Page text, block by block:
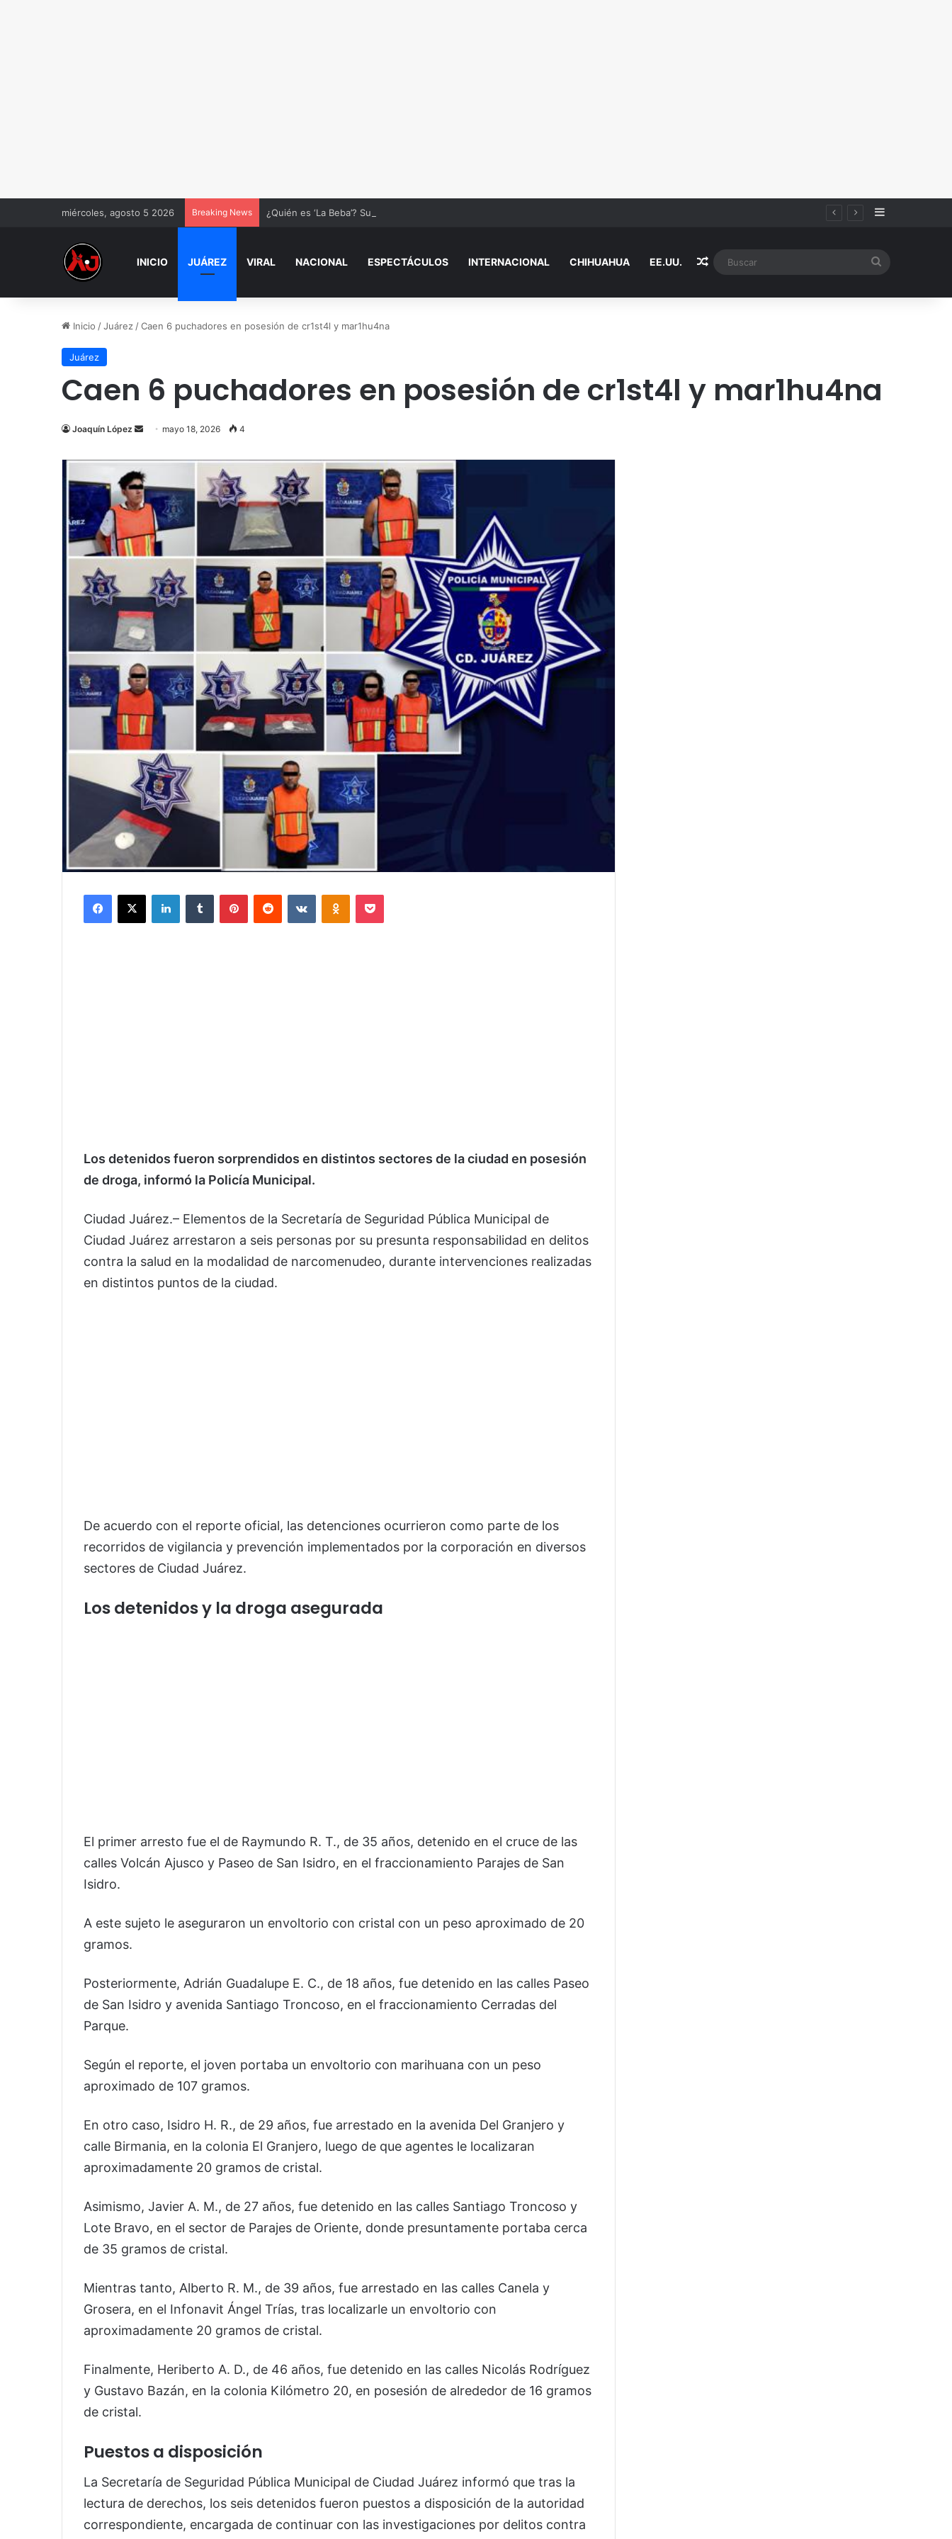
miércoles, agosto 5 2026 Breaking News ¿Quién es ‘La Beba’? Su reacción en vivo tras la mu3rt3 de César Gastélum se viraliza Sidebar
INICIO JUÁREZ VIRAL NACIONAL ESPECTÁCULOS INTERNACIONAL CHIHUAHUA EE.UU. Random Article
Inicio /Juárez /Caen 6 puchadores en posesión de cr1st4l y mar1hu4na
Juárez
Caen 6 puchadores en posesión de cr1st4l y mar1hu4na
Joaquín López
Send
email
mayo 18, 2026 4
Facebook
X LinkedInTumblr PinterestReddit VKontakteOdnoklassniki
Pocket
Los detenidos fueron sorprendidos en distintos sectores de la ciudad en posesión
de droga, informó la Policía Municipal.
Ciudad Juárez.– Elementos de la Secretaría de Seguridad Pública Municipal de
Ciudad Juárez arrestaron a seis personas por su presunta responsabilidad en delitos
contra la salud en la modalidad de narcomenudeo, durante intervenciones realizadas
en distintos puntos de la ciudad.
De acuerdo con el reporte oficial, las detenciones ocurrieron como parte de los
recorridos de vigilancia y prevención implementados por la corporación en diversos
sectores de Ciudad Juárez.
Los detenidos y la droga asegurada
El primer arresto fue el de Raymundo R. T., de 35 años, detenido en el cruce de las
calles Volcán Ajusco y Paseo de San Isidro, en el fraccionamiento Parajes de San
Isidro.
A este sujeto le aseguraron un envoltorio con cristal con un peso aproximado de 20
gramos.
Posteriormente, Adrián Guadalupe E. C., de 18 años, fue detenido en las calles Paseo
de San Isidro y avenida Santiago Troncoso, en el fraccionamiento Cerradas del
Parque.
Según el reporte, el joven portaba un envoltorio con marihuana con un peso
aproximado de 107 gramos.
En otro caso, Isidro H. R., de 29 años, fue arrestado en la avenida Del Granjero y
calle Birmania, en la colonia El Granjero, luego de que agentes le localizaran
aproximadamente 20 gramos de cristal.
Asimismo, Javier A. M., de 27 años, fue detenido en las calles Santiago Troncoso y
Lote Bravo, en el sector de Parajes de Oriente, donde presuntamente portaba cerca
de 35 gramos de cristal.
Mientras tanto, Alberto R. M., de 39 años, fue arrestado en las calles Canela y
Grosera, en el Infonavit Ángel Trías, tras localizarle un envoltorio con
aproximadamente 20 gramos de cristal.
Finalmente, Heriberto A. D., de 46 años, fue detenido en las calles Nicolás Rodríguez
y Gustavo Bazán, en la colonia Kilómetro 20, en posesión de alrededor de 16 gramos
de cristal.
Puestos a disposición
La Secretaría de Seguridad Pública Municipal de Ciudad Juárez informó que tras la
lectura de derechos, los seis detenidos fueron puestos a disposición de la autoridad
correspondiente, encargada de continuar con las investigaciones por delitos contra